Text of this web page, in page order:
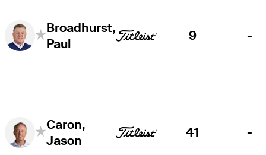
Broadhurst,
Paul
9 -
Caron,
Jason
41 -